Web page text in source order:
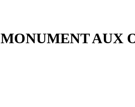
MONUMENT AUX